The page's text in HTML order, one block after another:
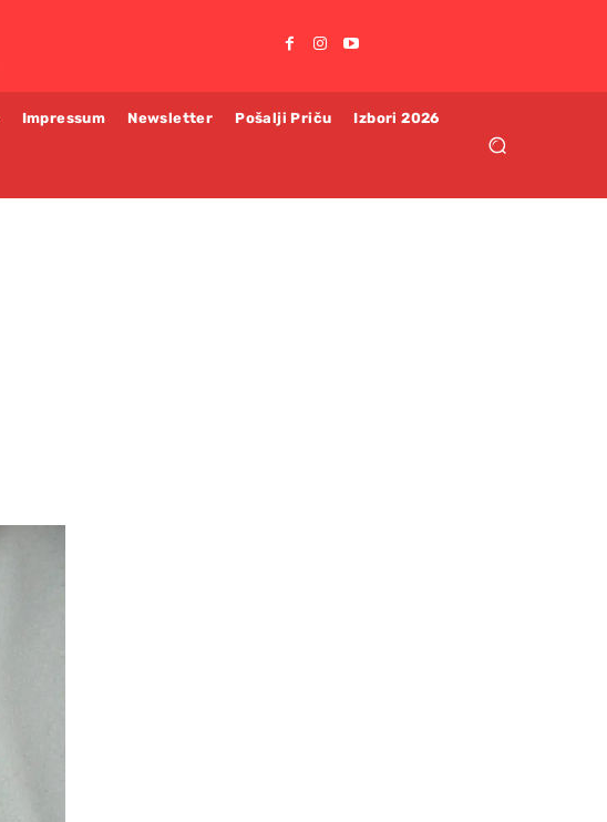
Impressum Newsletter Pošalji Priču Izbori 2026